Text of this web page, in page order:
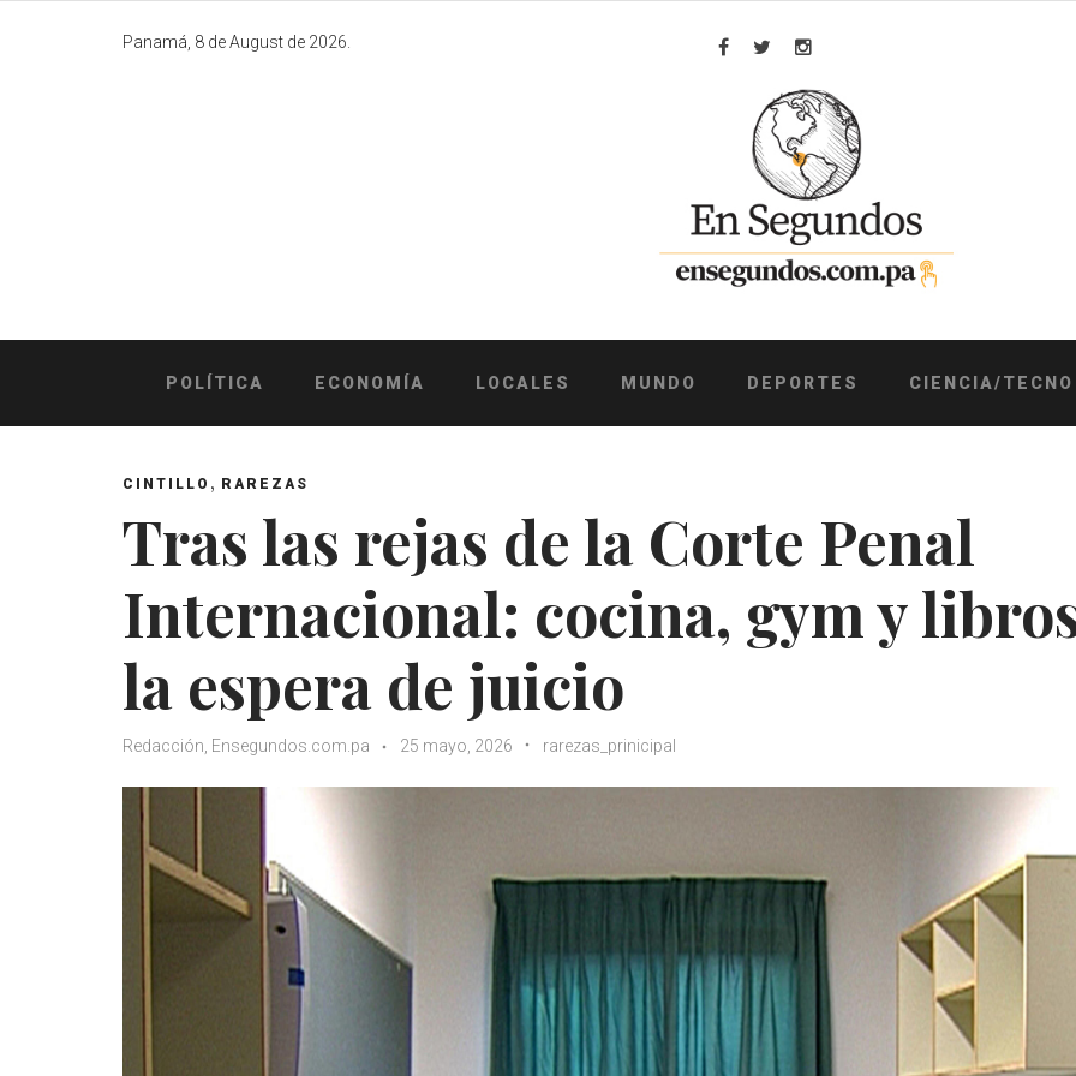
Panamá, 8 de August de 2026.
Facebook
TwitterInstagram
POLÍTICA ECONOMÍA LOCALES MUNDO DEPORTES CIENCIA/TECNO
CINTILLO , RAREZAS
Tras las rejas de la Corte Penal
Internacional: cocina, gym y
la espera de juicio
Redacción, Ensegundos.com.pa 25 mayo, 2026 rarezas_prinicipal